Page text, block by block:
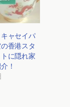
ャセイパ
香港スタ
に隠れ家
！